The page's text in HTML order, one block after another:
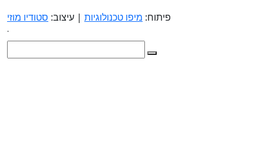
פיתוח: מיפו טכנולוגיות | עיצוב: סטודיו מוזי
.